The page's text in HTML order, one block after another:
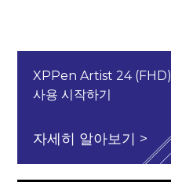
XPPen Artist 24 (FHD)
사용 시작하기
자세히 알아보기 >